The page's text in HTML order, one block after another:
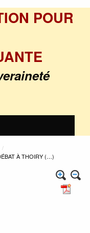
POUR
À THOIRY (…)